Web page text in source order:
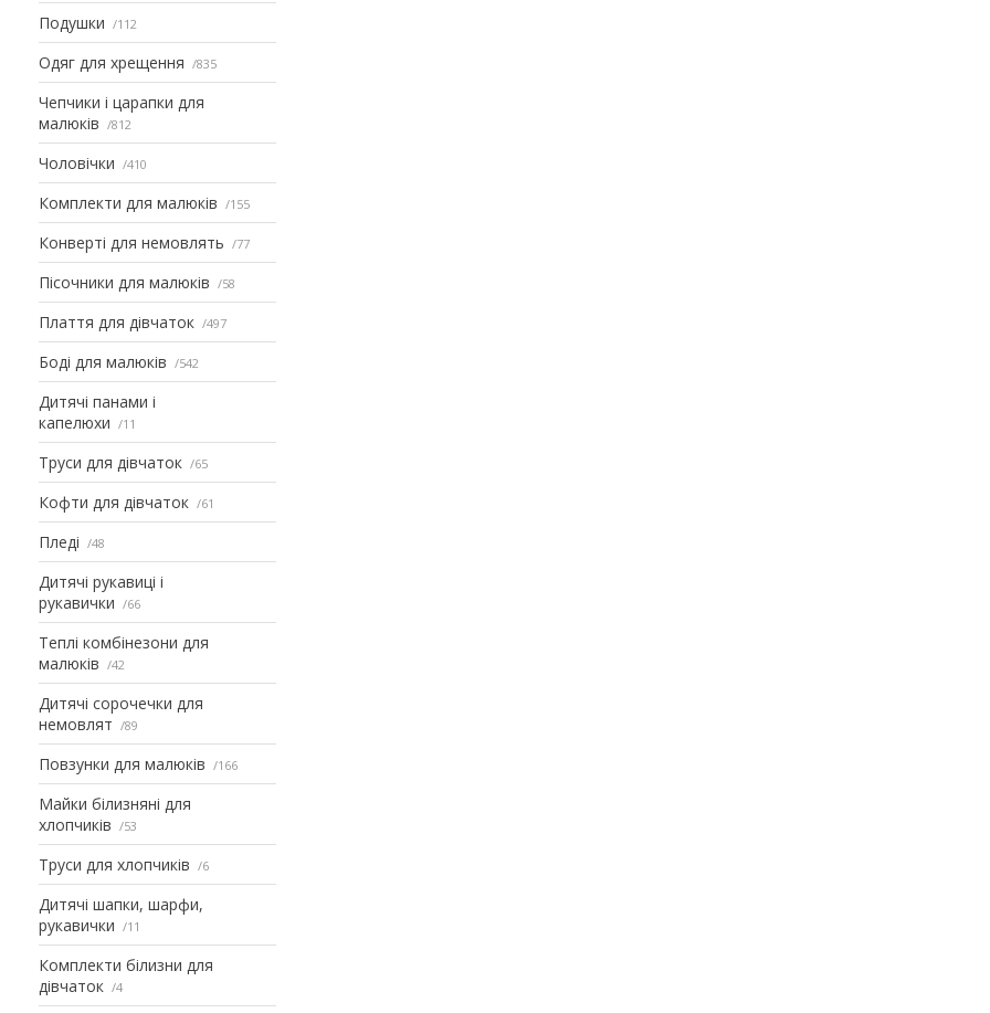
Подушки 112
Одяг для хрещення 835
Чепчики і царапки для
малюків
812
Чоловічки 410
Комплекти для малюків 155
Конверті для немовлять 77
Пісочники для малюків 58
Плаття для дівчаток 497
Боді для малюків 542
Дитячі панами і
капелюхи
11
Труси для дівчаток 65
Кофти для дівчаток 61
Пледі 48
Дитячі рукавиці і
рукавички
66
Теплі комбінезони для
малюків
42
Дитячі сорочечки для
немовлят
89
Повзунки для малюків 166
Майки білизняні для
хлопчиків
53
Труси для хлопчиків 6
Дитячі шапки, шарфи,
рукавички
11
Комплекти білизни для
дівчаток
4